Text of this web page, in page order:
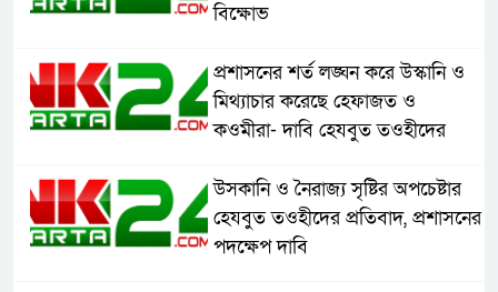
বিক্ষোভ
প্রশাসনের শর্ত লঙ্ঘন করে উস্কানি ও
মিথ্যাচার করেছে হেফাজত ও
কওমীরা- দাবি হেযবুত তওহীদের
উসকানি ও নৈরাজ্য সৃষ্টির অপচেষ্টার
হেযবুত তওহীদের প্রতিবাদ, প্রশাসনের
পদক্ষেপ দাবি